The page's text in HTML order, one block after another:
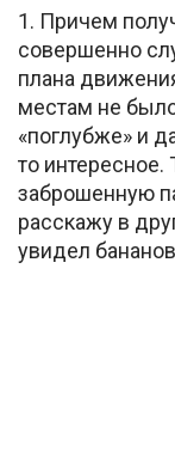
1. Причем
совершенно
плана
местам не
«поглубже» и
то интересное.
заброшенную
расскажу в
увидел